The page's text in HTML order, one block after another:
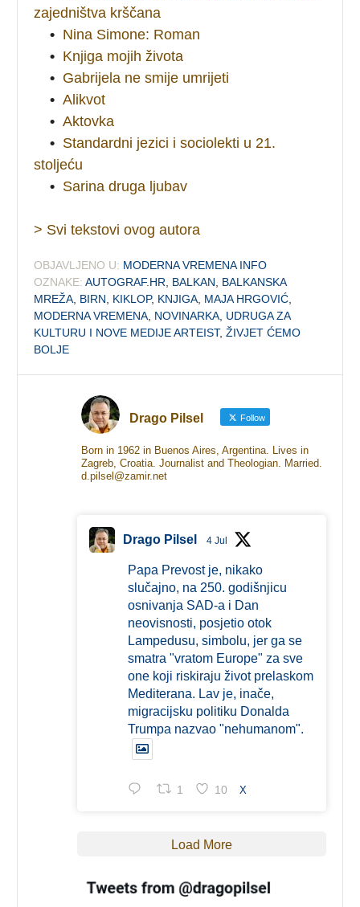
zajedništva krščana
• Nina Simone: Roman
• Knjiga mojih života
• Gabrijela ne smije umrijeti
• Alikvot
• Aktovka
• Standardni jezici i sociolekti u 21.
stoljeću
• Sarina druga ljubav
> Svi tekstovi ovog autora
OBJAVLJENO U: MODERNA VREMENA INFO
OZNAKE: AUTOGRAF.HR BALKAN
BALKANSKA
MREŽA BIRN KIKLOP, KNJIGA MAJA HRGOVIĆ
MODERNA VREMENA NOVINARKA UDRUGA ZA
KULTURU I NOVE MEDIJE ARTEIST,ŽIVJET ĆEMO
BOLJE
Drago Pilsel Follow
Born in 1962 in Buenos Aires, Argentina. Lives in
Zagreb, Croatia. Journalist and Theologian. Married.
d.pilsel@zamir.net
Drago Pilsel 4 Jul
Papa Prevost je, nikako
slučajno, na 250. godišnjicu
osnivanja SAD-a i Dan
neovisnosti, posjetio otok
Lampedusu, simbolu, jer ga se
smatra "vratom Europe" za sve
one koji riskiraju život prelaskom
Mediterana. Lav je, inače,
migracijsku politiku Donalda
Trumpa nazvao "nehumanom".
1 10 X
Load More